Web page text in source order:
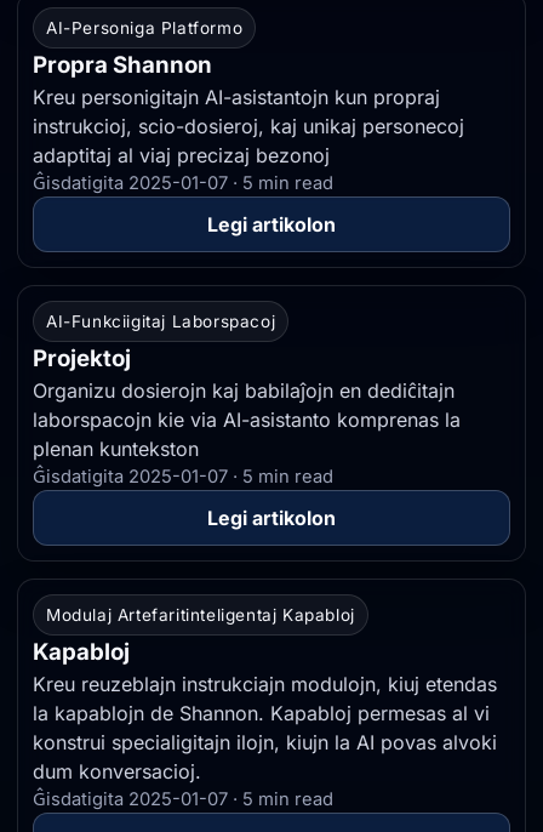
AI-Personiga Platformo
Propra Shannon
Kreu personigitajn AI-asistantojn kun propraj
instrukcioj, scio-dosieroj, kaj unikaj personecoj
adaptitaj al viaj precizaj bezonoj
Ĝisdatigita 2025-01-07 · 5 min read
Legi artikolon
AI-Funkciigitaj Laborspacoj
Projektoj
Organizu dosierojn kaj babilaĵojn en dediĉitajn
laborspacojn kie via AI-asistanto komprenas la
plenan kuntekston
Ĝisdatigita 2025-01-07 · 5 min read
Legi artikolon
Modulaj Artefaritinteligentaj Kapabloj
Kapabloj
Kreu reuzeblajn instrukciajn modulojn, kiuj etendas
la kapablojn de Shannon. Kapabloj permesas al vi
konstrui specialigitajn ilojn, kiujn la AI povas alvoki
dum konversacioj.
Ĝisdatigita 2025-01-07 · 5 min read